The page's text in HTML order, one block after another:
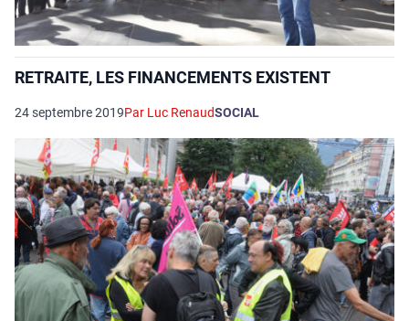
RETRAITE, LES FINANCEMENTS EXISTENT
24 septembre 2019Par Luc RenaudSOCIAL